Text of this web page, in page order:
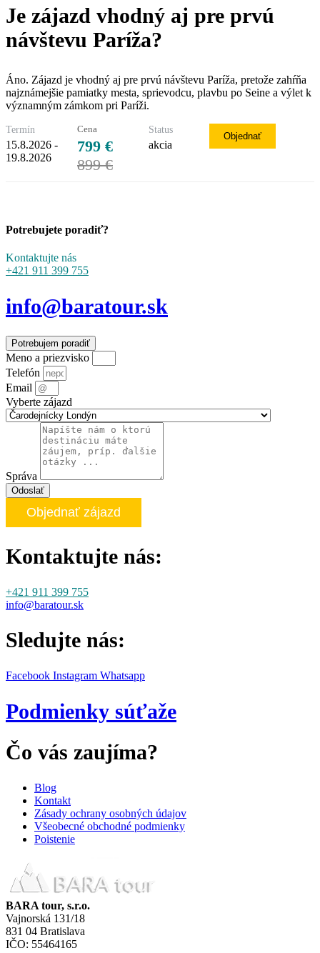
Je zájazd vhodný aj pre prvú
návštevu Paríža?
Áno. Zájazd je vhodný aj pre prvú návštevu Paríža, pretože zahŕňa
najznámejšie pamiatky mesta, sprievodcu, plavbu po Seine a výlet k
významným zámkom pri Paríži.
Termín
15.8.2026 -
19.8.2026
Cena
799 €
899 €
Status
akcia
Objednať
Potrebujete poradiť?
Kontaktujte nás
+421 911 399 755
info@baratour.sk
Potrebujem poradiť
Meno a priezvisko
Telefón
Email
Vyberte zájazd
Správa
Odoslať
Objednať zájazd
Kontaktujte nás:
+421 911 399 755
info@baratour.sk
Sledujte nás:
Facebook Instagram Whatsapp
Podmienky súťaže
Čo vás zaujíma?
Blog
Kontakt
Zásady ochrany osobných údajov
Všeobecné obchodné podmienky
Poistenie
BARA tour, s.r.o.
Vajnorská 131/18
831 04 Bratislava
IČO: 55464165